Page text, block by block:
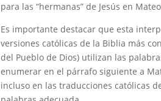
para las “hermanas” de Jesús en
Es importante destacar que esta
versiones católicas de la Biblia más
del Pueblo de Dios) utilizan las
enumerar en el párrafo siguiente a
incluso en las traducciones católicas